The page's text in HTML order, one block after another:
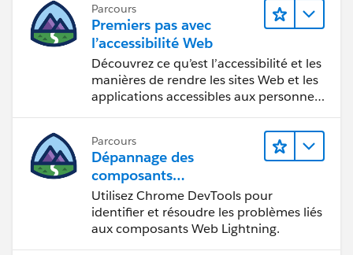
Parcours
Premiers pas avec
l’accessibilité Web
Découvrez ce qu’est l’accessibilité et les
manières de rendre les sites Web et les
applications accessibles aux personnes
Parcours
Dépannage des
composants
Web Lightning
Utilisez Chrome DevTools pour
identifier et résoudre les problèmes liés
aux composants Web Lightning.